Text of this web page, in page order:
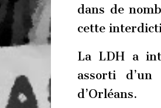
dans de
cette
La LDH a
assorti
d’Orléans.